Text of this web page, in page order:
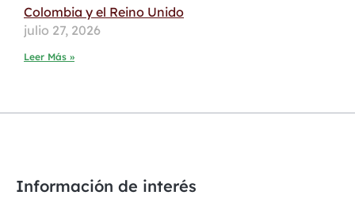
Colombia y el Reino Unido
julio 27, 2026
Leer Más »
Información de interés